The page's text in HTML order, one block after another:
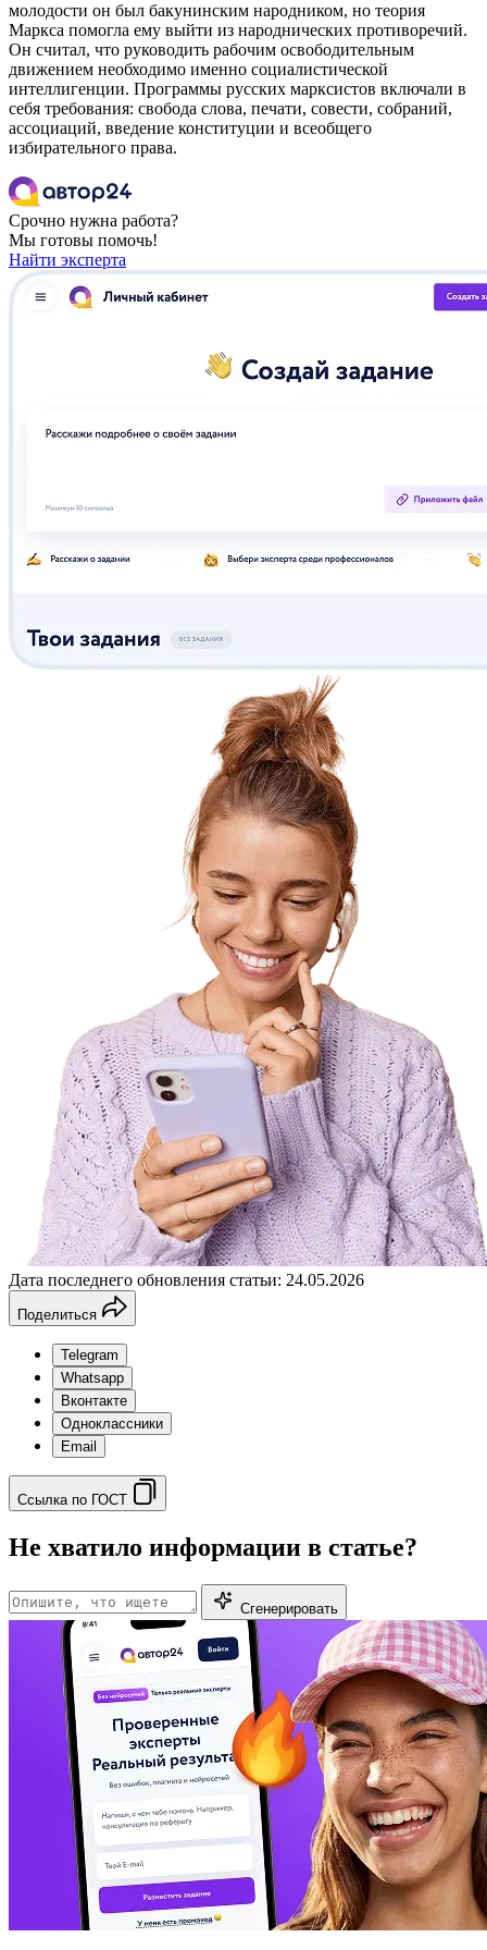
молодости он был бакунинским народником, но теория
Маркса помогла ему выйти из народнических противоречий.
Он считал, что руководить рабочим освободительным
движением необходимо именно социалистической
интеллигенции. Программы русских марксистов включали в
себя требования: свобода слова, печати, совести, собраний,
ассоциаций, введение конституции и всеобщего
избирательного права.
Срочно нужна работа?
Мы готовы помочь!
Найти эксперта
Дата последнего обновления статьи: 24.05.2026
Поделиться
Telegram
Whatsapp
Вконтакте
Одноклассники
Email
Ссылка по ГОСТ
Не хватило информации в статье?
Сгенерировать